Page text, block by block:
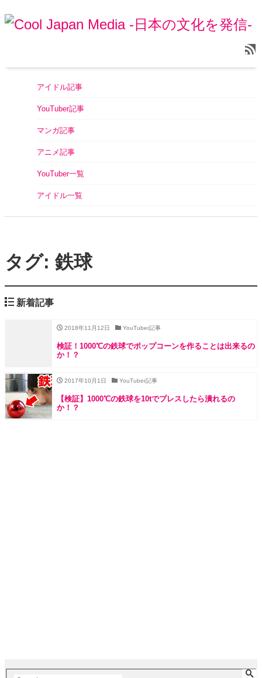
アイドル記事
YouTuber記事
マンガ記事
アニメ記事
YouTuber一覧
アイドル一覧
タグ: 鉄球
新着記事
2018年11月12日 YouTuber記事
検証！1000℃の鉄球でポップコーンを作ることは出来るの
か！？
2017年10月1日 YouTuber記事
【検証】1000℃の鉄球を10tでプレスしたら潰れるの
か！？